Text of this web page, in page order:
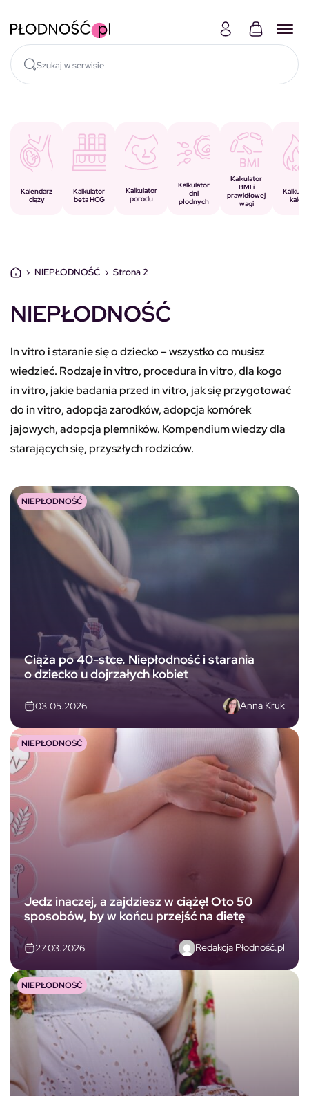
Kalendarz
ciąży
Kalkulator
beta HCG
Kalkulator
porodu
Kalkulator
dni
płodnych
Kalkulator
BMI i
prawidłowej
wagi
kalorii
› NIEPŁODNOŚĆ › Strona 2
NIEPŁODNOŚĆ
In vitro i staranie się o dziecko – wszystko co musisz
wiedzieć. Rodzaje in vitro, procedura in vitro, dla kogo
in vitro, jakie badania przed in vitro, jak się przygotować
do in vitro, adopcja zarodków, adopcja komórek
jajowych, adopcja plemników. Kompendium wiedzy dla
starających się, przyszłych rodziców.
Ciąża po 40-stce. Niepłodność i starania
o dziecko u dojrzałych kobiet
03.05.2026 Anna Kruk
NIEPŁODNOŚĆ
Jedz inaczej, a zajdziesz w ciążę! Oto 50
sposobów, by w końcu przejść na dietę
27.03.2026 Redakcja Płodność.pl
NIEPŁODNOŚĆ
NIEPŁODNOŚĆ